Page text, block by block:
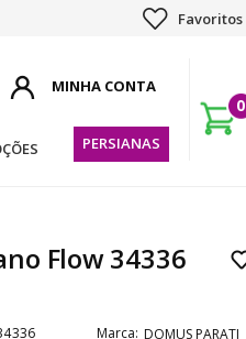
Favoritos
PERSIANAS
0
Flow 34336
DOMUS PARATI